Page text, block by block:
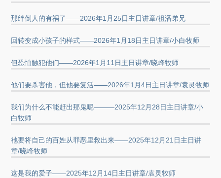
那绊倒人的有祸了——2026年1月25日主日讲章/祖潘弟兄
回转变成小孩子的样式——2026年1月18日主日讲章/小白牧师
但恐怕触犯他们——2026年1月11日主日讲章/晓峰牧师
他们要杀害他，但他要复活——2026年1月4日主日讲章/袁灵牧师
我们为什么不能赶出那鬼呢———2025年12月28日主日讲章/小
白牧师
祂要将自己的百姓从罪恶里救出来——2025年12月21日主日讲
章/晓峰牧师
这是我的爱子——2025年12月14日主日讲章/袁灵牧师